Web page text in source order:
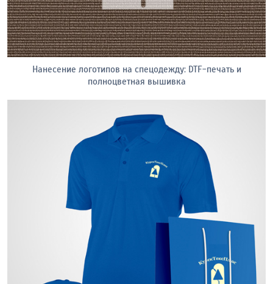
Нанесение логотипов на спецодежду: DTF-печать и
полноцветная вышивка